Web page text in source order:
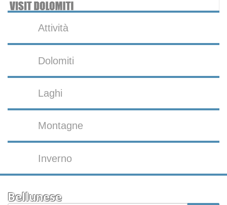
Attività
Dolomiti
Laghi
Montagne
Inverno
Bellunese